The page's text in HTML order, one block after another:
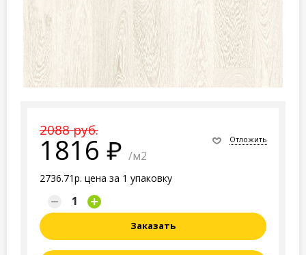
2088 руб.
1816 /м2
2736.71р. цена за 1 упаковку
Отложить
Заказать